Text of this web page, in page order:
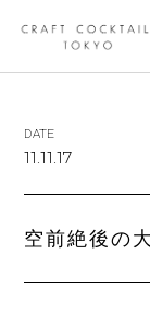
DATE
11.11.17
空前絶後の